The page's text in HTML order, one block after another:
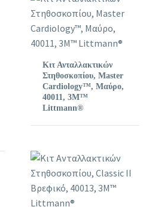
Κιτ Ανταλλακτικών
Στηθοσκοπίου, Master
Cardiology™, Μαύρο,
40011, 3M™
Littmann®